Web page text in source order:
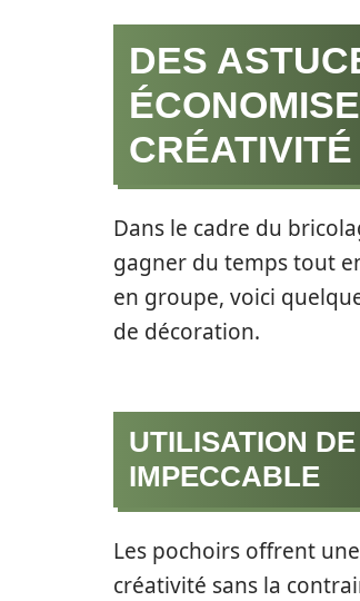
DES
CRÉATIVITÉ
Dans le cadre du
gagner du temps tout
en groupe, voici
de décoration.
UTILISATION
IMPECCABLE
Les pochoirs offrent
créativité sans la